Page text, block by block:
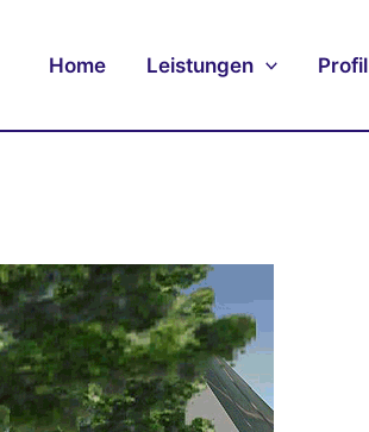
Home Leistungen Profil